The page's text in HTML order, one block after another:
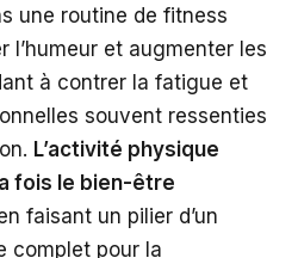
une routine de fitness
l’humeur et augmenter les
à contrer la fatigue et
souvent ressenties
L’activité physique
fois le bien-être
faisant un pilier d’un
complet pour la